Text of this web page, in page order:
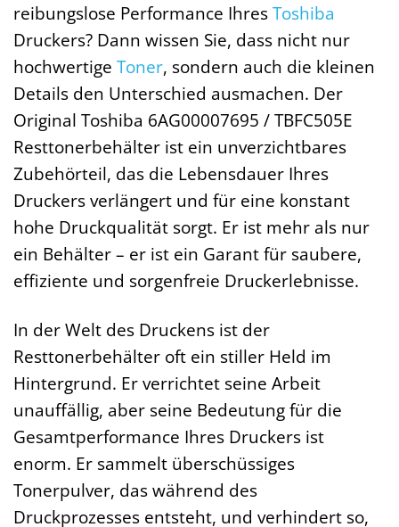
reibungslose Performance IhresToshiba
Druckers? Dann wissen Sie, dass nicht nur
hochwertige Toner, sondern auch die kleinen
Details den Unterschied ausmachen. Der
Original Toshiba 6AG00007695 / TBFC505E
Resttonerbehälter ist ein unverzichtbares
Zubehörteil, das die Lebensdauer Ihres
Druckers verlängert und für eine konstant
hohe Druckqualität sorgt. Er ist mehr als nur
ein Behälter – er ist ein Garant für saubere,
effiziente und sorgenfreie Druckerlebnisse.
In der Welt des Druckens ist der
Resttonerbehälter oft ein stiller Held im
Hintergrund. Er verrichtet seine Arbeit
unauffällig, aber seine Bedeutung für die
Gesamtperformance Ihres Druckers ist
enorm. Er sammelt überschüssiges
Tonerpulver, das während des
Druckprozesses entsteht, und verhindert so,